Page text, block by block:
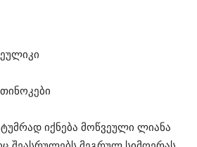
იქნება მოწვეული ლიანა